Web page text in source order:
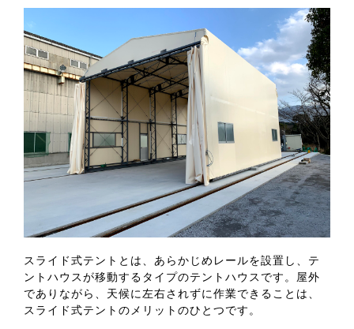
スライド式テントとは、あらかじめレールを設置し、テ
ントハウスが移動するタイプのテントハウスです。屋外
でありながら、天候に左右されずに作業できることは、
スライド式テントのメリットのひとつです。